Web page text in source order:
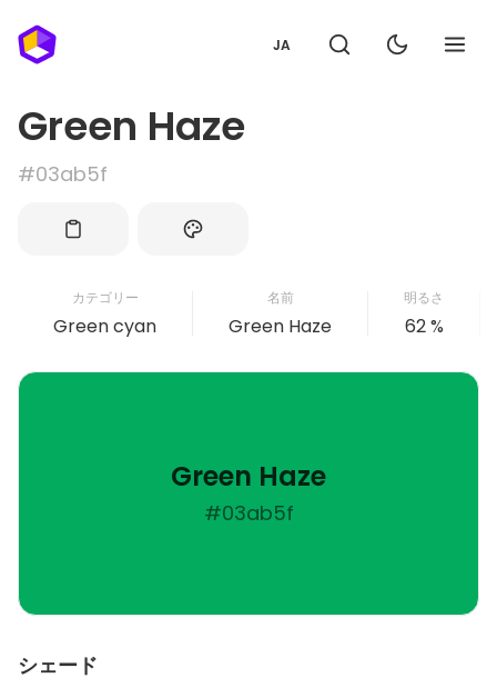
JA
Green Haze
#03ab5f
カテゴリー
Green cyan
名前
Green Haze
明るさ
62 %
Green Haze
#03ab5f
シェード